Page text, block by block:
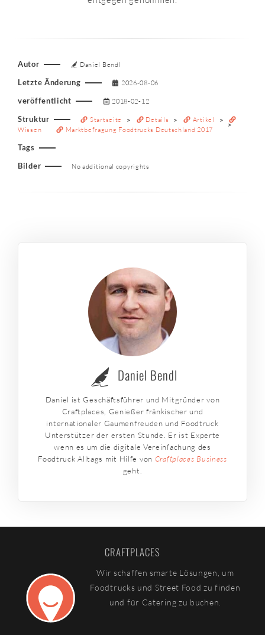
Autor Daniel Bendl
Letzte Änderung 2026-08-06
veröffentlicht 2018-02-12
Struktur Startseite Details
Artikel
Wissen
Marktbefragung Foodtrucks Deutschland 2017
Tags
Bilder No additional copyrights
Daniel Bendl
Daniel ist Geschäftsführer und Mitgründer von
Craftplaces, Genießer fränkischer und
internationaler Gaumenfreuden und Foodtruck
Unterstützer der ersten Stunde. Er ist Experte
wenn es um die digitale Vereinfachung des
Foodtruck Alltags mit Hilfe von Craftplaces Business
geht.
CRAFTPLACES
Wir schaffen smarte Lösungen, um
Foodtrucks und Street Food zu finden
und für Catering zu buchen.